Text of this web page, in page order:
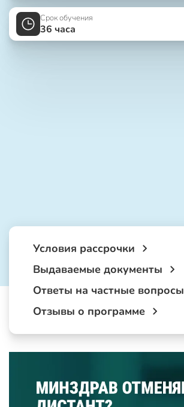
Срок обучения
36 часа
Условия рассрочки
Выдаваемые документы
Ответы на частные вопросы
Отзывы о программе